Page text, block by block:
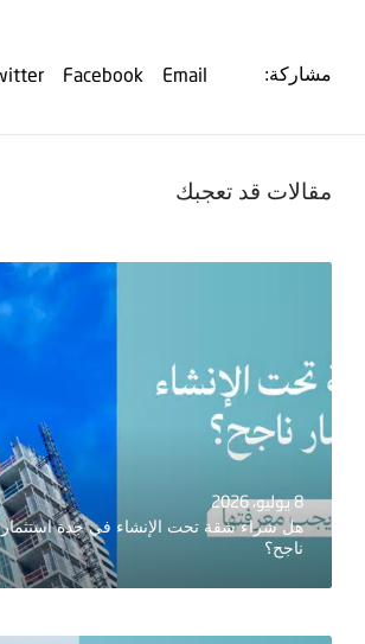
مشاركة: Email
Facebook
مقالات قد تعجبك
8 يوليو، 2026
هل شراء شقة تحت الإنشاء في جدة استثمار
ناجح؟